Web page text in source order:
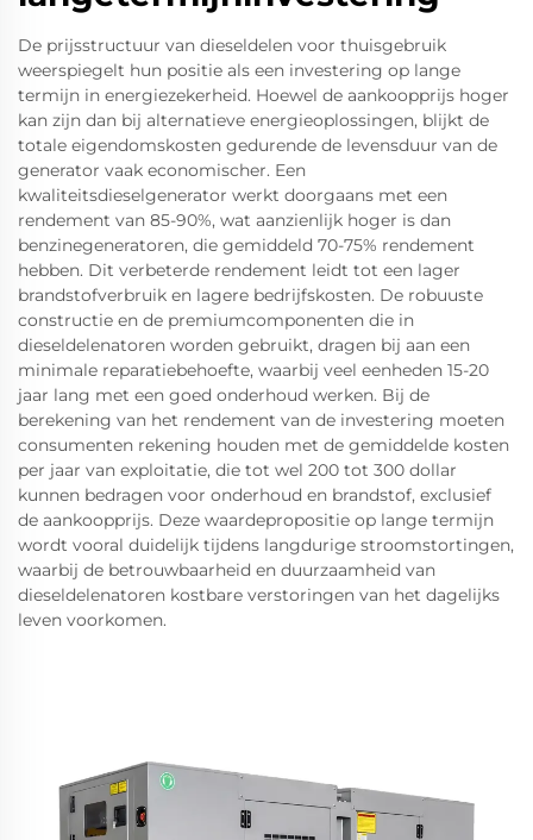
De prijsstructuur van dieseldelen voor thuisgebruik
weerspiegelt hun positie als een investering op lange
termijn in energiezekerheid. Hoewel de aankoopprijs hoger
kan zijn dan bij alternatieve energieoplossingen, blijkt de
totale eigendomskosten gedurende de levensduur van de
generator vaak economischer. Een
kwaliteitsdieselgenerator werkt doorgaans met een
rendement van 85-90%, wat aanzienlijk hoger is dan
benzinegeneratoren, die gemiddeld 70-75% rendement
hebben. Dit verbeterde rendement leidt tot een lager
brandstofverbruik en lagere bedrijfskosten. De robuuste
constructie en de premiumcomponenten die in
dieseldelenatoren worden gebruikt, dragen bij aan een
minimale reparatiebehoefte, waarbij veel eenheden 15-20
jaar lang met een goed onderhoud werken. Bij de
berekening van het rendement van de investering moeten
consumenten rekening houden met de gemiddelde kosten
per jaar van exploitatie, die tot wel 200 tot 300 dollar
kunnen bedragen voor onderhoud en brandstof, exclusief
de aankoopprijs. Deze waardepropositie op lange termijn
wordt vooral duidelijk tijdens langdurige stroomstortingen,
waarbij de betrouwbaarheid en duurzaamheid van
dieseldelenatoren kostbare verstoringen van het dagelijks
leven voorkomen.